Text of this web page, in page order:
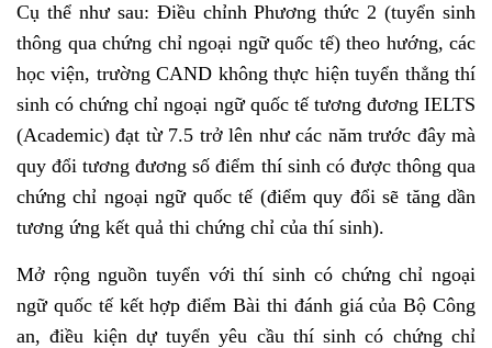
Cụ thể như sau: Điều chỉnh Phương thức 2 (tuyển sinh
thông qua chứng chỉ ngoại ngữ quốc tế) theo hướng, các
học viện, trường CAND không thực hiện tuyển thẳng thí
sinh có chứng chỉ ngoại ngữ quốc tế tương đương IELTS
(Academic) đạt từ 7.5 trở lên như các năm trước đây mà
quy đổi tương đương số điểm thí sinh có được thông qua
chứng chỉ ngoại ngữ quốc tế (điểm quy đổi sẽ tăng dần
tương ứng kết quả thi chứng chỉ của thí sinh).
Mở rộng nguồn tuyển với thí sinh có chứng chỉ ngoại
ngữ quốc tế kết hợp điểm Bài thi đánh giá của Bộ Công
an, điều kiện dự tuyển yêu cầu thí sinh có chứng chỉ